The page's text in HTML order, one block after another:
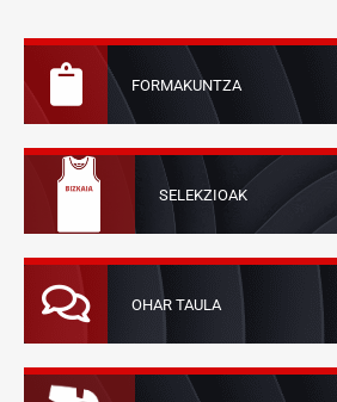
FORMAKUNTZA
SELEKZIOAK
OHAR TAULA